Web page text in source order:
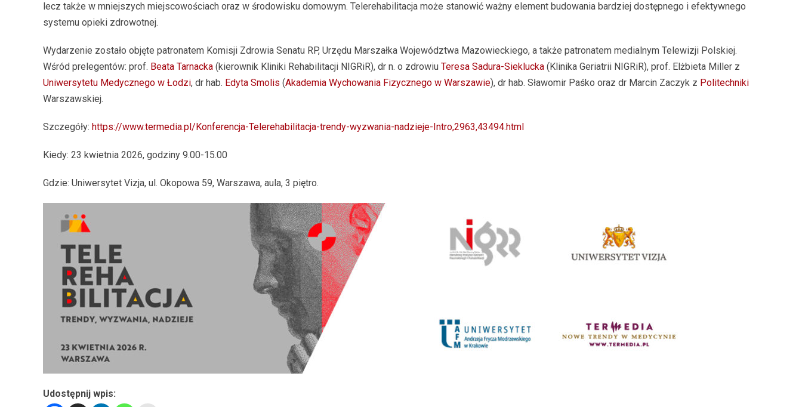
lecz także w mniejszych miejscowościach oraz w środowisku domowym. Telerehabilitacja może stanowić ważny element budowania bardziej dostępnego i efektywnego
systemu opieki zdrowotnej.
Wydarzenie zostało objęte patronatem Komisji Zdrowia Senatu RP, Urzędu Marszałka Województwa Mazowieckiego, a także patronatem medialnym Telewizji Polskiej.
Wśród prelegentów: prof. Beata Tarnacka (kierownik Kliniki Rehabilitacji NIGRiR), dr n. o zdrowiu Teresa Sadura-Sieklucka (Klinika Geriatrii NIGRiR), prof. Elżbieta Miller z
Uniwersytetu Medycznego w Łodzi, dr hab. Edyta Smolis (Akademia Wychowania Fizycznego w Warszawie), dr hab. Sławomir Paśko oraz dr Marcin Zaczyk z Politechniki
Warszawskiej.
Szczegóły: https://www.termedia.pl/Konferencja-Telerehabilitacja-trendy-wyzwania-nadzieje-Intro,2963,43494.html
Kiedy: 23 kwietnia 2026, godziny 9.00-15.00
Gdzie: Uniwersytet Vizja, ul. Okopowa 59, Warszawa, aula, 3 piętro.
Udostępnij wpis: